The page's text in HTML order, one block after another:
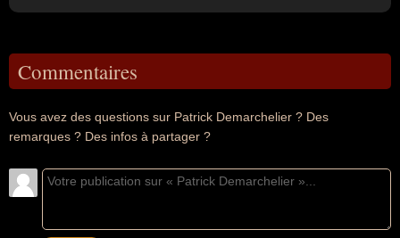
Commentaires
Vous avez des questions sur Patrick Demarchelier ? Des
remarques ? Des infos à partager ?